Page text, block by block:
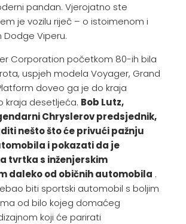
pandan. Vjerojatno ste
je vozilu riječ – o istoimenom i
Viperu.
Corporation početkom 80-ih bila
uspjeh modela Voyager, Grand
doveo ga je do kraja
kraja desetljeća. Bob Lutz,
Chryslerov predsjednik,
nešto što će privući pažnju
i pokazati da je
tvrtka s inženjerskim
daleko od običnih automobila .
biti sportski automobil s boljim
od bilo kojeg domaćeg
koji će parirati